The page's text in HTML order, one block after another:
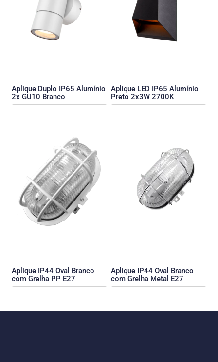
Aplique Duplo IP65 Alumínio
2x GU10 Branco
Aplique LED IP65 Alumínio
Preto 2x3W 2700K
Aplique IP44 Oval Branco
com Grelha PP E27
Aplique IP44 Oval Branco
com Grelha Metal E27